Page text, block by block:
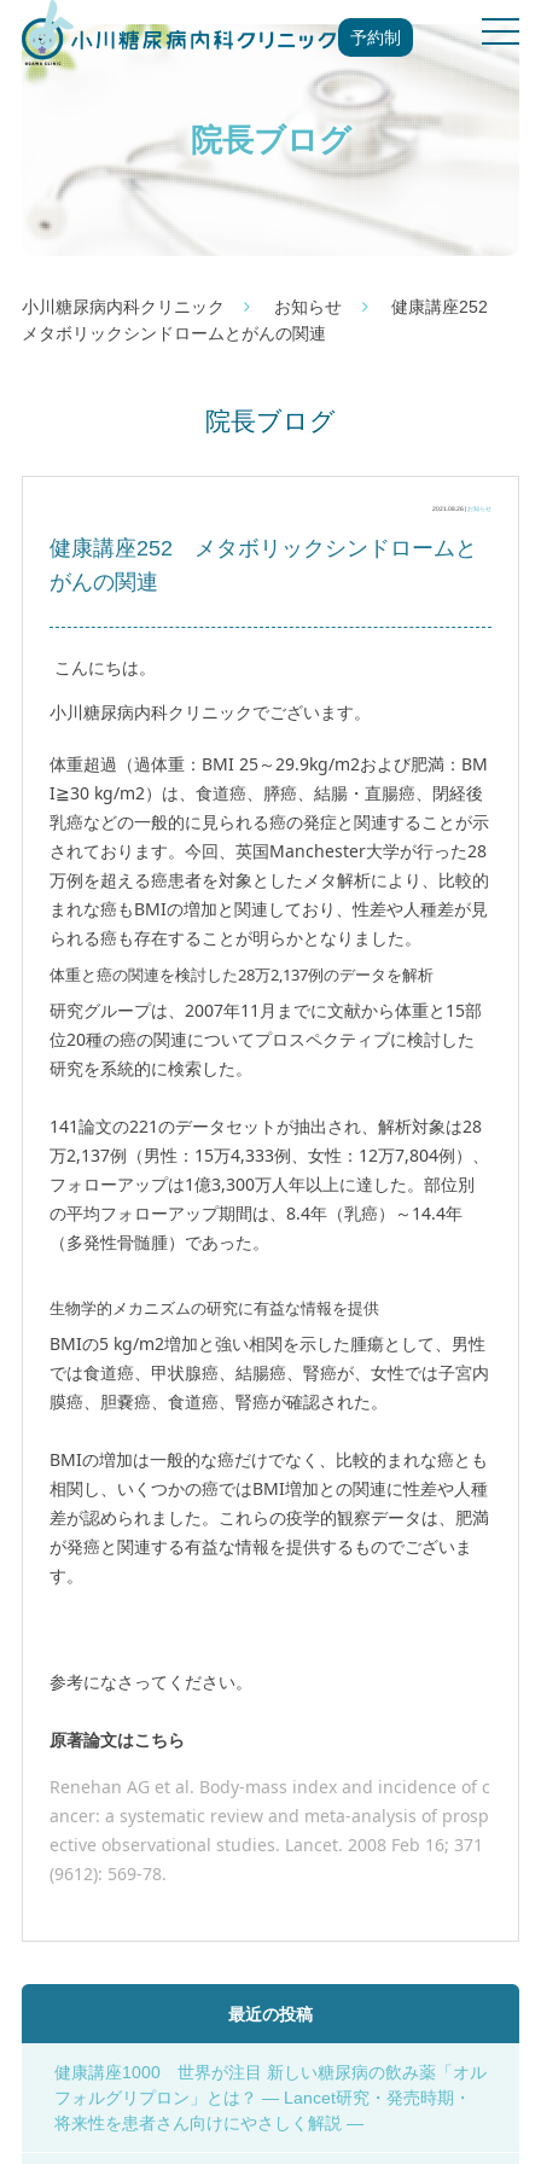
予約制
t
o
g
院長ブログ
小川糖尿病内科クリニック お知らせ
健康講座252
メタボリックシンドロームとがんの関連
院長ブログ
2021.08.26 |お知らせ
健康講座252 メタボリックシンドロームと
がんの関連
こんにちは。
小川糖尿病内科クリニックでございます。
体重超過（過体重：BMI 25～29.9kg/m2および肥満：BM
I≧30 kg/m2）は、食道癌、膵癌、結腸・直腸癌、閉経後
乳癌などの一般的に見られる癌の発症と関連することが示
されております。今回、英国Manchester大学が行った28
万例を超える癌患者を対象としたメタ解析により、比較的
まれな癌もBMIの増加と関連しており、性差や人種差が見
られる癌も存在することが明らかとなりました。
体重と癌の関連を検討した28万2,137例のデータを解析
研究グループは、2007年11月までに文献から体重と15部
位20種の癌の関連についてプロスペクティブに検討した
研究を系統的に検索した。
141論文の221のデータセットが抽出され、解析対象は28
万2,137例（男性：15万4,333例、女性：12万7,804例）、
フォローアップは1億3,300万人年以上に達した。部位別
の平均フォローアップ期間は、8.4年（乳癌）～14.4年
（多発性骨髄腫）であった。
生物学的メカニズムの研究に有益な情報を提供
BMIの5 kg/m2増加と強い相関を示した腫瘍として、男性
では食道癌、甲状腺癌、結腸癌、腎癌が、女性では子宮内
膜癌、胆嚢癌、食道癌、腎癌が確認された。
BMIの増加は一般的な癌だけでなく、比較的まれな癌とも
相関し、いくつかの癌ではBMI増加との関連に性差や人種
差が認められました。これらの疫学的観察データは、肥満
が発癌と関連する有益な情報を提供するものでございま
す。
参考になさってください。
原著論文はこちら
Renehan AG et al. Body-mass index and incidence of c
ancer: a systematic review and meta-analysis of prosp
ective observational studies. Lancet. 2008 Feb 16; 371
(9612): 569-78.
最近の投稿
健康講座1000 世界が注目 新しい糖尿病の飲み薬「オル
フォルグリプロン」とは？ ― Lancet研究・発売時期・
将来性を患者さん向けにやさしく解説 ―